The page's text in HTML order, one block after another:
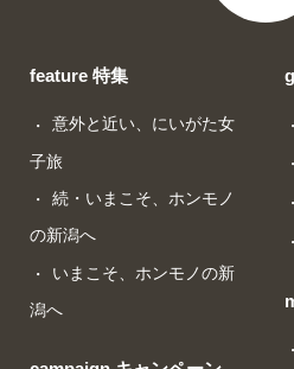
feature 特集
意外と近い、にいがた女
子旅
続・いまこそ、ホンモノ
の新潟へ
いまこそ、ホンモノの新
潟へ